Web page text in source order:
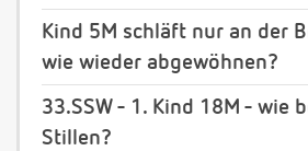
Kind 5M schläft nur an der
wie wieder abgewöhnen?
33.SSW - 1. Kind 18M - wie
Stillen?